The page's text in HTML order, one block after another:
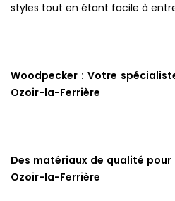
styles tout en étant facile à
Woodpecker : Votre
Ozoir-la-Ferrière
Des matériaux de qualité
Ozoir-la-Ferrière